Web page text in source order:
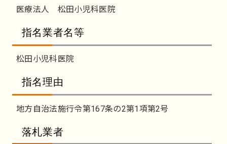
医療法人 松田小児科医院
指名業者名等
松田小児科医院
指名理由
地方自治法施行令第167条の2第1項第2号
落札業者